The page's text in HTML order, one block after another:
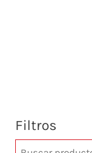
Filtros